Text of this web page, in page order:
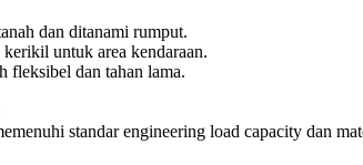
dan ditanami rumput.
untuk area kendaraan.
fleksibel dan tahan lama.
standar engineering load capacity dan